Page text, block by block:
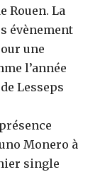
Rouen. La
évènement
une
l’année
Lesseps
Monero à
single